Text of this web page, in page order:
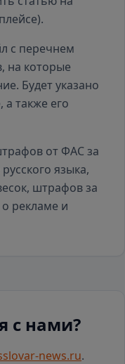
с перечнем
на которые
Будет указано
а также его
от ФАС за
языка,
штрафов за
рекламе и
с нами?
news.ru.